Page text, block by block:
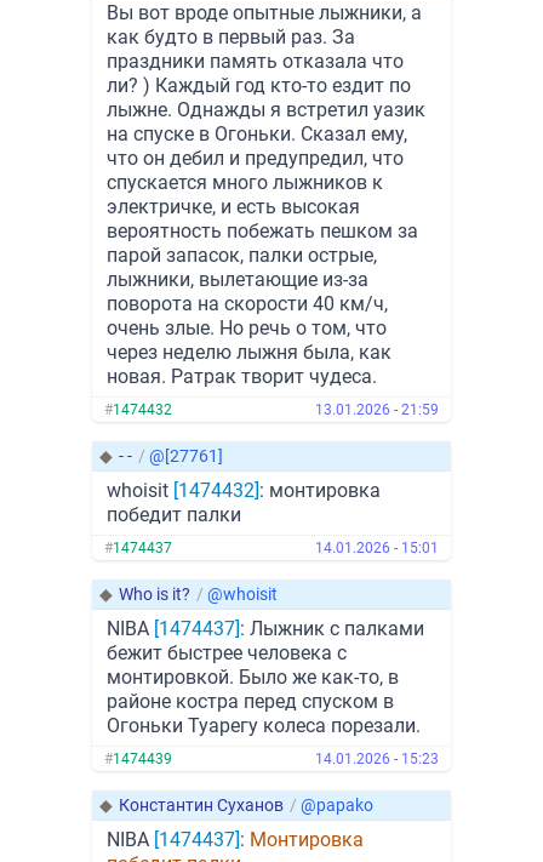
Вы вот вроде опытные лыжники, а
как будто в первый раз. За
праздники память отказала что
ли? ) Каждый год кто-то ездит по
лыжне. Однажды я встретил уазик
на спуске в Огоньки. Сказал ему,
что он дебил и предупредил, что
спускается много лыжников к
электричке, и есть высокая
вероятность побежать пешком за
парой запасок, палки острые,
лыжники, вылетающие из-за
поворота на скорости 40 км/ч,
очень злые. Но речь о том, что
через неделю лыжня была, как
новая. Ратрак творит чудеса.
#1474432 13.01.2026 - 21:59
◆ - - / @[27761]
whoisit [1474432]: монтировка
победит палки
#1474437 14.01.2026 - 15:01
◆ Who is it? / @whoisit
NIBA [1474437]: Лыжник с палками
бежит быстрее человека с
монтировкой. Было же как-то, в
районе костра перед спуском в
Огоньки Туарегу колеса порезали.
#1474439 14.01.2026 - 15:23
◆ Константин Суханов / @papako
NIBA [1474437]: Монтировка